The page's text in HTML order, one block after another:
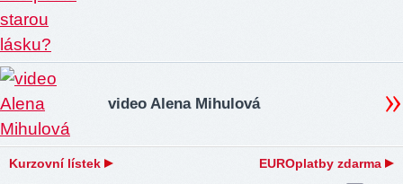
video Alena Mihulová
Kurzovní lístek EUROplatby zdarma